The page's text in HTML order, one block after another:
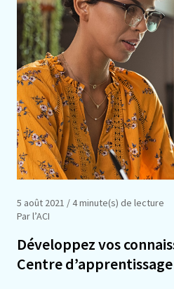
5 août 2021 / 4 minute(s) de lecture
Par l’ACI
Développez vos
Centre d’apprentissage